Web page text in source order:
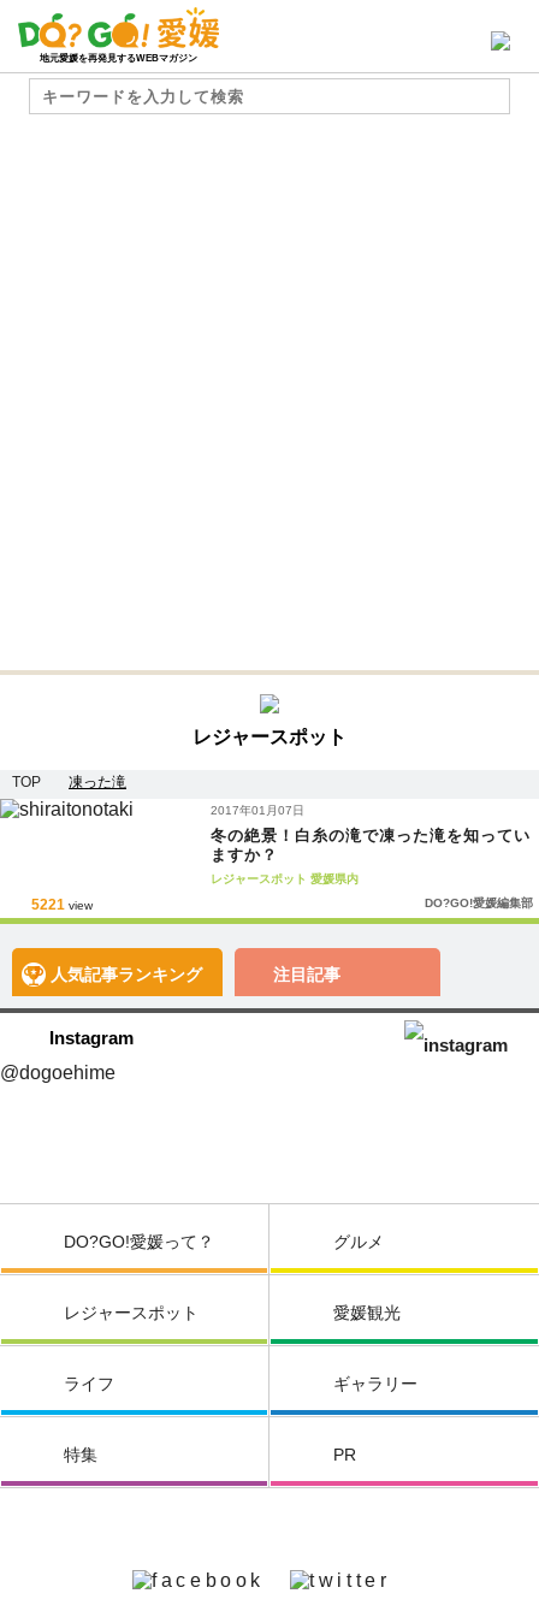
地元愛媛を再発見するWEBマガジン
レジャースポット
TOP 凍った滝
5221 view
2017年01月07日
冬の絶景！白糸の滝で凍った滝を知ってい
ますか？
レジャースポット 愛媛県内
DO?GO!愛媛編集部
人気記事ランキング 注目記事
Instagram
@dogoehime
DO?GO!愛媛って？ グルメ
レジャースポット 愛媛観光
ライフ ギャラリー
特集 PR